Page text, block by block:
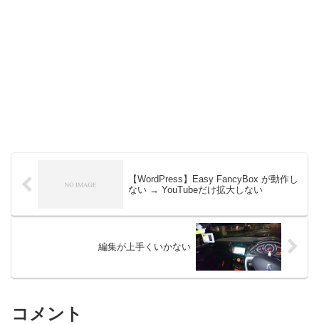
【WordPress】Easy FancyBox が動作し
ない → YouTubeだけ拡大しない
編集が上手くいかない
コメント